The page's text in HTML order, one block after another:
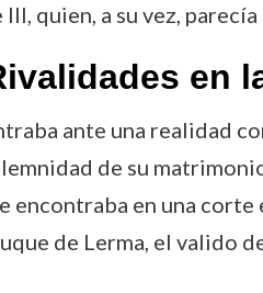
quien, a su vez,
en
ante una realidad
de su
encontraba en una
de Lerma, el valido